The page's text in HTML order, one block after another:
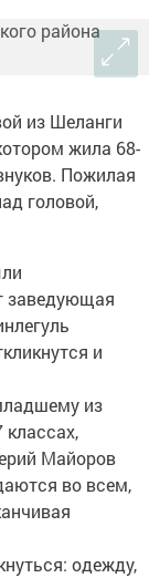
из Шеланги
жила 68-
Пожилая
головой,
заведующая
и
из
классах,
Майоров
во всем,
одежду,